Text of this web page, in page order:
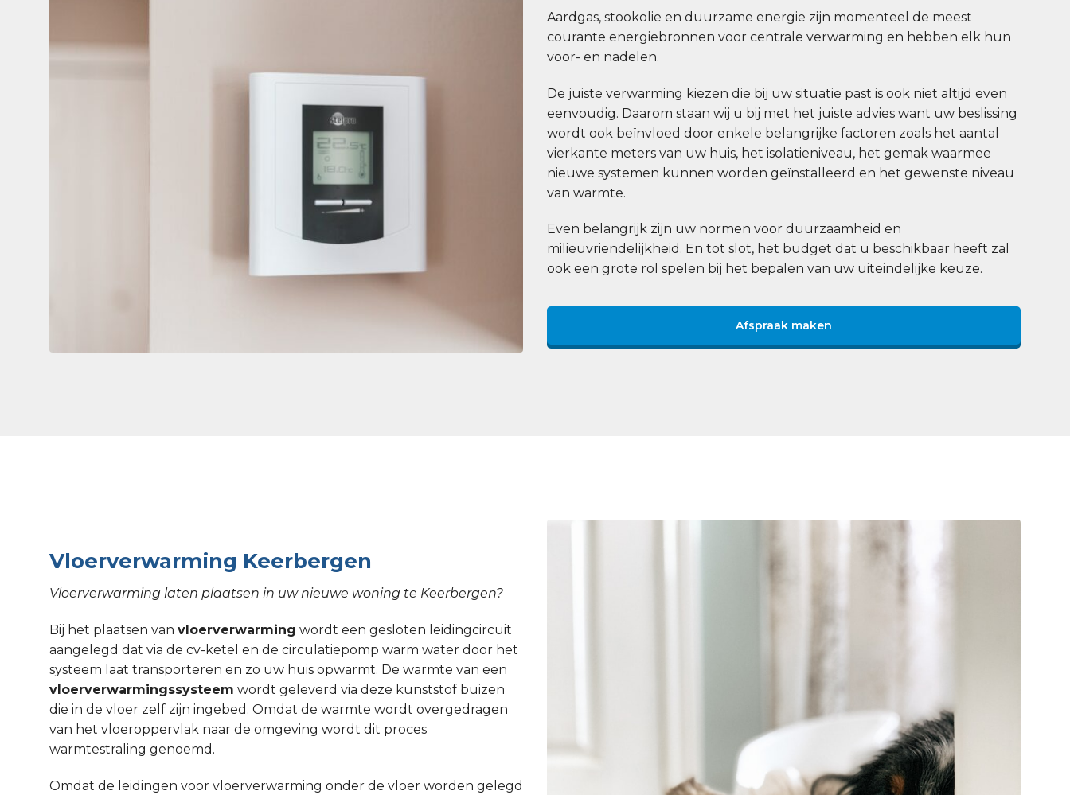
Aardgas, stookolie en duurzame energie zijn momenteel de meest
courante energiebronnen voor centrale verwarming en hebben elk hun
voor- en nadelen.
De juiste verwarming kiezen die bij uw situatie past is ook niet altijd even
eenvoudig. Daarom staan wij u bij met het juiste advies want uw beslissing
wordt ook beïnvloed door enkele belangrijke factoren zoals het aantal
vierkante meters van uw huis, het isolatieniveau, het gemak waarmee
nieuwe systemen kunnen worden geïnstalleerd en het gewenste niveau
van warmte.
Even belangrijk zijn uw normen voor duurzaamheid en
milieuvriendelijkheid. En tot slot, het budget dat u beschikbaar heeft zal
ook een grote rol spelen bij het bepalen van uw uiteindelijke keuze.
Afspraak maken
Vloerverwarming Keerbergen
Vloerverwarming laten plaatsen in uw nieuwe woning te Keerbergen?
Bij het plaatsen van vloerverwarming wordt een gesloten leidingcircuit
aangelegd dat via de cv-ketel en de circulatiepomp warm water door het
systeem laat transporteren en zo uw huis opwarmt. De warmte van een
vloerverwarmingssysteem wordt geleverd via deze kunststof buizen
die in de vloer zelf zijn ingebed. Omdat de warmte wordt overgedragen
van het vloeroppervlak naar de omgeving wordt dit proces
warmtestraling genoemd.
Omdat de leidingen voor vloerverwarming onder de vloer worden gelegd